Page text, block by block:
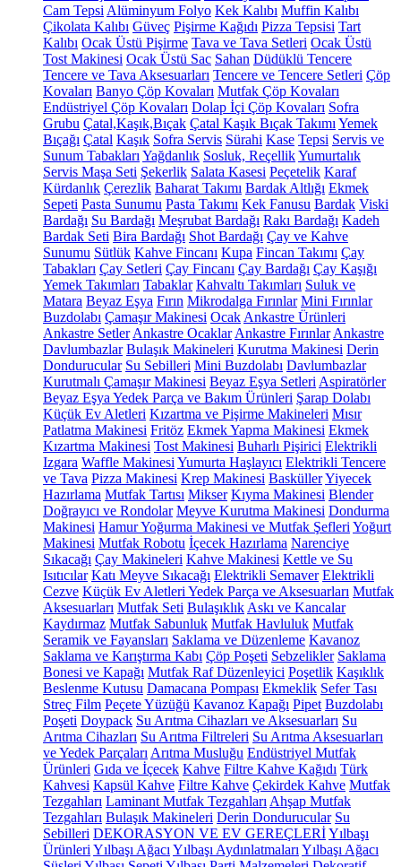
Cam Tepsi Alüminyum Folyo Kek Kalıbı Muffin Kalıbı
Çikolata Kalıbı Güveç Pişirme Kağıdı Pizza Tepsisi Tart
Kalıbı Ocak Üstü Pişirme Tava ve Tava Setleri Ocak Üstü
Tost Makinesi Ocak Üstü Sac Sahan Düdüklü Tencere
Tencere ve Tava Aksesuarları Tencere ve Tencere Setleri Çöp
Kovaları Banyo Çöp Kovaları Mutfak Çöp Kovaları
Endüstriyel Çöp Kovaları Dolap İçi Çöp Kovaları Sofra
Grubu Çatal,Kaşık,Bıçak Çatal Kaşık Bıçak Takımı Yemek
Bıçağı Çatal Kaşık Sofra Servis Sürahi Kase Tepsi Servis ve
Sunum Tabakları Yağdanlık Sosluk, ReçellikYumurtalık
Servis Maşa Seti Şekerlik Salata Kasesi Peçetelik Karaf
Kürdanlık Çerezlik Baharat Takımı Bardak Altlığı Ekmek
Sepeti Pasta Sunumu Pasta Takımı Kek Fanusu Bardak Viski
Bardağı Su Bardağı Meşrubat Bardağı Rakı Bardağı Kadeh
Bardak Seti Bira Bardağı Shot Bardağı Çay ve Kahve
Sunumu Sütlük Kahve Fincanı Kupa Fincan Takımı Çay
Tabakları Çay Setleri Çay Fincanı Çay Bardağı Çay Kaşığı
Yemek Takımları Tabaklar Kahvaltı Takımları Suluk ve
Matara Beyaz Eşya Fırın Mikrodalga Fırınlar Mini Fırınlar
Buzdolabı Çamaşır Makinesi Ocak Ankastre Ürünleri
Ankastre Setler Ankastre Ocaklar Ankastre Fırınlar Ankastre
Davlumbazlar Bulaşık Makineleri Kurutma Makinesi Derin
Dondurucular Su Sebilleri Mini Buzdolabı Davlumbazlar
Kurutmalı Çamaşır Makinesi Beyaz Eşya Setleri Aspiratörler
Beyaz Eşya Yedek Parça ve Bakım Ürünleri Şarap Dolabı
Küçük Ev Aletleri Kızartma ve Pişirme Makineleri Mısır
Patlatma Makinesi Fritöz Ekmek Yapma Makinesi Ekmek
Kızartma Makinesi Tost Makinesi Buharlı Pişirici Elektrikli
Izgara Waffle Makinesi Yumurta Haşlayıcı Elektrikli Tencere
ve Tava Pizza Makinesi Krep Makinesi BasküllerYiyecek
Hazırlama Mutfak Tartısı Mikser Kıyma Makinesi Blender
Doğrayıcı ve Rondolar Meyve Kurutma Makinesi Dondurma
Makinesi Hamur Yoğurma Makinesi ve Mutfak Şefleri Yoğurt
Makinesi Mutfak Robotu İçecek Hazırlama Narenciye
Sıkacağı Çay Makineleri Kahve Makinesi Kettle ve Su
Isıtıcılar Katı Meyve Sıkacağı Elektrikli Semaver Elektrikli
Cezve Küçük Ev Aletleri Yedek Parça ve Aksesuarları Mutfak
Aksesuarları Mutfak Seti Bulaşıklık Askı ve Kancalar
Kaydırmaz Mutfak Sabunluk Mutfak Havluluk Mutfak
Seramik ve Fayansları Saklama ve Düzenleme Kavanoz
Saklama ve Karıştırma Kabı Çöp Poşeti Sebzelikler Saklama
Bonesi ve Kapağı Mutfak Raf Düzenleyici Poşetlik Kaşıklık
Beslenme Kutusu Damacana Pompası Ekmeklik Sefer Tası
Streç Film Peçete Yüzüğü Kavanoz Kapağı Pipet Buzdolabı
Poşeti Doypack Su Arıtma Cihazları ve Aksesuarları Su
Arıtma Cihazları Su Arıtma Filtreleri Su Arıtma Aksesuarları
ve Yedek Parçaları Arıtma Musluğu Endüstriyel Mutfak
Ürünleri Gıda ve İçecek Kahve Filtre Kahve Kağıdı Türk
Kahvesi Kapsül Kahve Filtre Kahve Çekirdek Kahve Mutfak
Tezgahları Laminant Mutfak Tezgahları Ahşap Mutfak
Tezgahları Bulaşık Makineleri Derin Dondurucular Su
Sebilleri DEKORASYON VE EV GEREÇLERİYılbaşı
Ürünleri Yılbaşı Ağacı Yılbaşı Aydınlatmaları Yılbaşı Ağacı